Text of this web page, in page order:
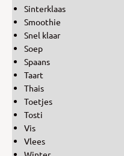
Sinterklaas
Smoothie
Snel klaar
Soep
Spaans
Taart
Thais
Toetjes
Tosti
Vis
Vlees